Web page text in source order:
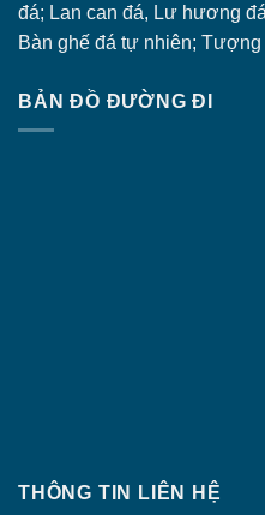
đá; Lan can đá, Lư hương
Bàn ghế đá tự nhiên;
BẢN ĐỒ ĐƯỜNG ĐI
THÔNG TIN LIÊN HỆ